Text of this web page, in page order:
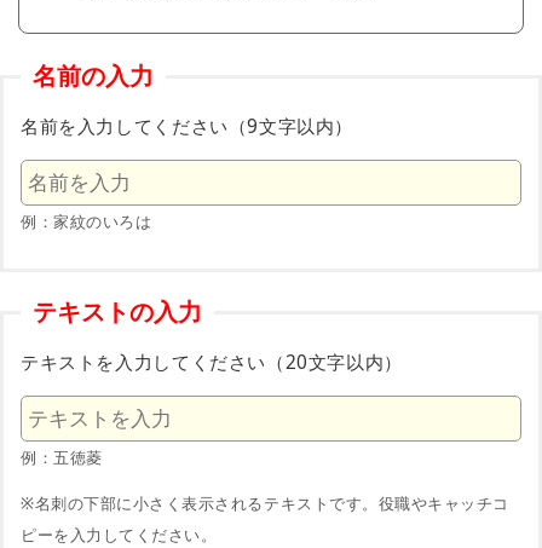
名前の入力
名前を入力してください（9文字以内）
例：家紋のいろは
テキストの入力
テキストを入力してください（20文字以内）
例：五徳菱
※名刺の下部に小さく表示されるテキストです。役職やキャッチコ
ピーを入力してください。